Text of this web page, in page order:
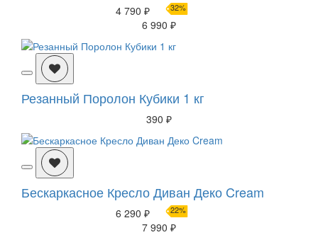
4 790 ₽ 32%
6 990 ₽
Резанный Поролон Кубики 1 кг
390 ₽
Бескаркасное Кресло Диван Деко Cream
6 290 ₽ 22%
7 990 ₽